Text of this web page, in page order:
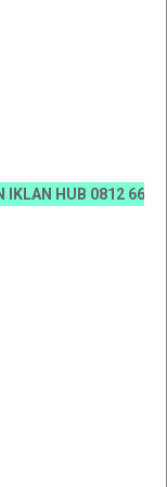
HUB 0812 6670